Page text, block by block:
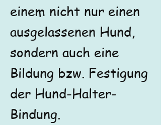
einem nicht nur einen
ausgelassenen Hund,
sondern auch eine
Bildung bzw. Festigung
der Hund-Halter-
Bindung.